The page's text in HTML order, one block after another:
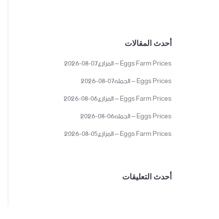
أحدث المقالات
Eggs Farm Prices – المزارع07-08-2026
Eggs Prices – الجمله07-08-2026
Eggs Farm Prices – المزارع06-08-2026
Eggs Prices – الجمله06-08-2026
Eggs Farm Prices – المزارع05-08-2026
أحدث التعليقات